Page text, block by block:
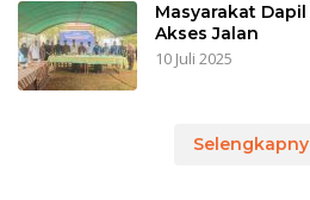
Masyarakat
Akses Jalan
10 Juli 2025